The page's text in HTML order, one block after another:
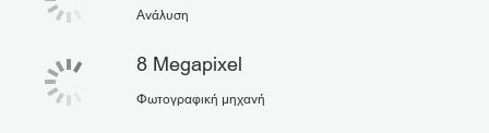
Ανάλυση
8 Megapixel
Φωτογραφική μηχανή